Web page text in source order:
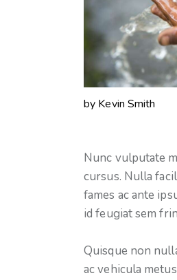
by Kevin Smith
Nunc vulputate
cursus. Nulla
fames ac ante
id feugiat sem
Quisque non
ac vehicula